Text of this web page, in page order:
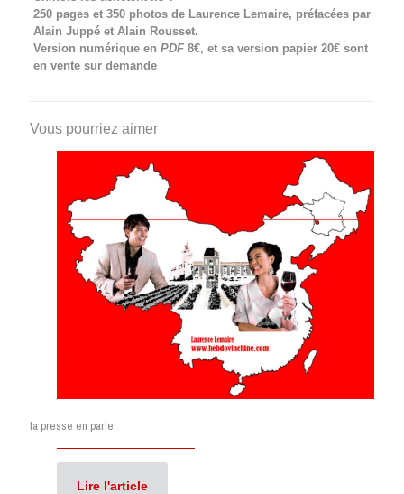
250 pages et 350 photos de Laurence Lemaire, préfacées par
Alain Juppé et Alain Rousset.
Version numérique en PDF8€, et sa version papier 20€ sont
en vente sur demande
Vous pourriez aimer
la presse en parle
Lire l'article